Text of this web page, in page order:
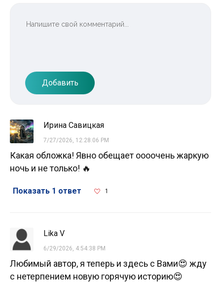
Добавить
Ирина Савицкая
7/27/2026, 12:28:06 PM
Какая обложка! Явно обещает оооочень жаркую
ночь и не только! 🔥
Показать 1 ответ 1
Lika V
6/29/2026, 4:54:38 PM
Любимый автор, я теперь и здесь с Вами😍 жду
с нетерпением новую горячую историю😍